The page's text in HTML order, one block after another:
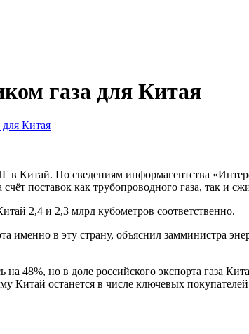
газа для Китая
Китая
Китай. По сведениям информагентства
поставок как трубопроводного газа, так и
2,4 и 2,3 млрд кубометров соответственно.
именно в эту страну, объяснил замминистра
но в доле российского экспорта газа
Китай останется в числе ключевых